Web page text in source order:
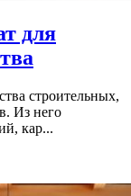
для
строительных,
Из него
кар...